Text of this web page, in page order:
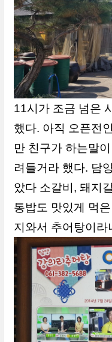
11시가 조금 넘은
했다. 아직 오픈전
만 친구가 하는말
려들거라 했다. 담
았다 소갈비, 돼지
통밥도 맛있게 먹
지와서 추어탕이라